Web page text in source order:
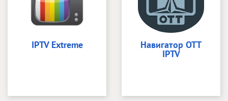
IPTV Extreme Навигатор OTT
IPTV